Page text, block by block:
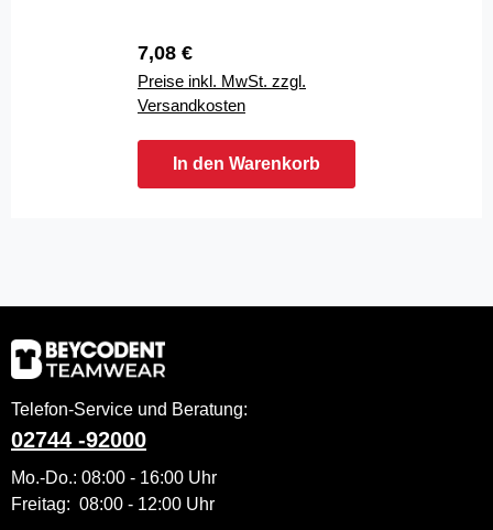
Regulärer Preis:
7,08 €
Preise inkl. MwSt. zzgl.
Versandkosten
In den Warenkorb
Telefon-Service und Beratung:
02744 -92000
Mo.-Do.: 08:00 - 16:00 Uhr
Freitag: 08:00 - 12:00 Uhr